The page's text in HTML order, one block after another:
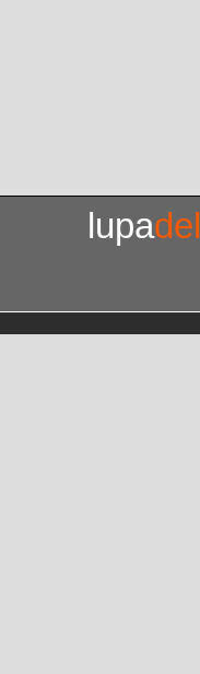
lupadel